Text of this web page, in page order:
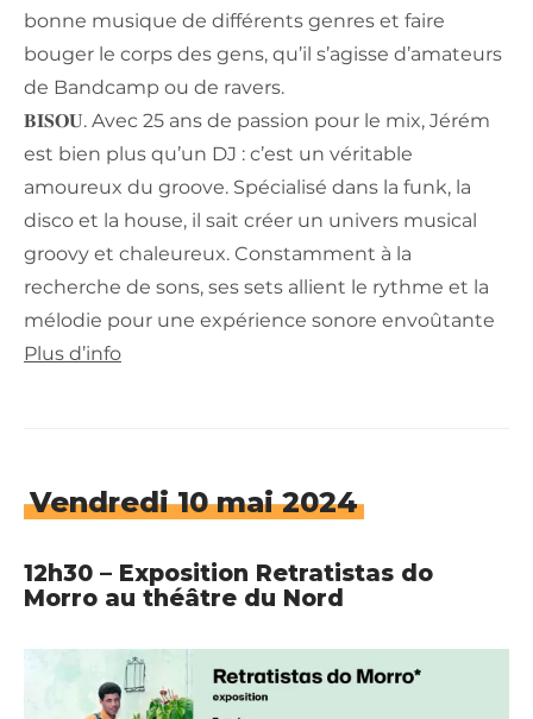
bonne musique de différents genres et faire
bouger le corps des gens, qu’il s’agisse d’amateurs
de Bandcamp ou de ravers.
𝐁𝐈𝐒𝐎𝐔. Avec 25 ans de passion pour le mix, Jérém
est bien plus qu’un DJ : c’est un véritable
amoureux du groove. Spécialisé dans la funk, la
disco et la house, il sait créer un univers musical
groovy et chaleureux. Constamment à la
recherche de sons, ses sets allient le rythme et la
mélodie pour une expérience sonore envoûtante
Plus d’info
Vendredi 10 mai 2024
12h30 – Exposition Retratistas do
Morro au théâtre du Nord